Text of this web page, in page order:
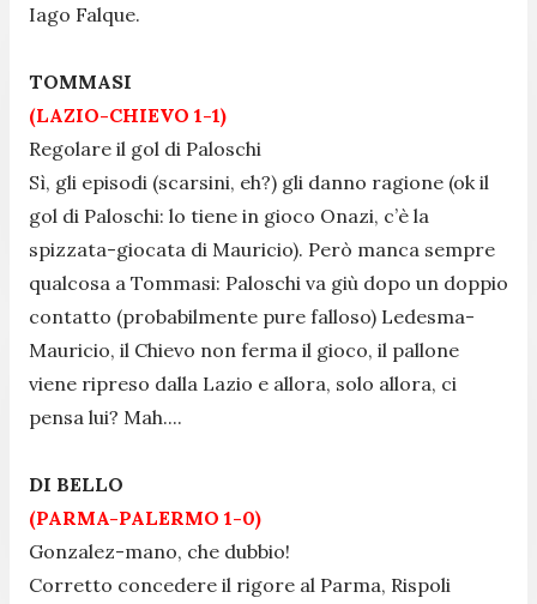
Iago Falque.
TOMMASI
(LAZIO-CHIEVO 1-1)
Regolare il gol di Paloschi
Sì, gli episodi (scarsini, eh?) gli danno ragione (ok il
gol di Paloschi: lo tiene in gioco Onazi, c’è la
spizzata-giocata di Mauricio). Però manca sempre
qualcosa a Tommasi: Paloschi va giù dopo un doppio
contatto (probabilmente pure falloso) Ledesma-
Mauricio, il Chievo non ferma il gioco, il pallone
viene ripreso dalla Lazio e allora, solo allora, ci
pensa lui? Mah....
DI BELLO
(PARMA-PALERMO 1-0)
Gonzalez-mano, che dubbio!
Corretto concedere il rigore al Parma, Rispoli